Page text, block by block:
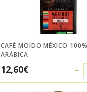
CAFÉ MOÍDO MÉXICO 100%
ARÁBICA
12,60€